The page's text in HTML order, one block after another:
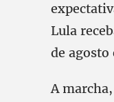
Lula
de agosto
A